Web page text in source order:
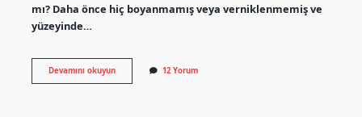
mı? Daha önce hiç boyanmamış veya verniklenmemiş ve
yüzeyinde…
Devamını okuyunMasa
Sprey
12 Yorum